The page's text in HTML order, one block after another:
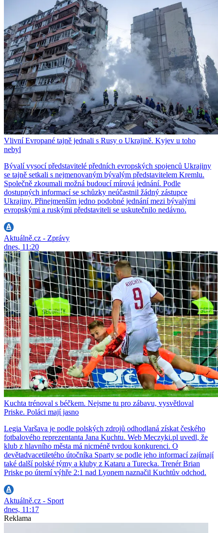
Vlivní Evropané tajně jednali s Rusy o Ukrajině. Kyjev u toho
nebyl
Bývalí vysocí představitelé předních evropských spojenců Ukrajiny
se tajně setkali s nejmenovaným bývalým představitelem Kremlu.
Společně zkoumali možná budoucí mírová jednání. Podle
dostupných informací se schůzky neúčastnil žádný zástupce
Ukrajiny. Přinejmenším jedno podobné jednání mezi bývalými
evropskými a ruskými představiteli se uskutečnilo nedávno.
Aktuálně.cz - Zprávy
dnes, 11:20
Kuchta trénoval s béčkem. Nejsme tu pro zábavu, vysvětloval
Priske. Poláci mají jasno
Legia Varšava je podle polských zdrojů odhodlaná získat českého
fotbalového reprezentanta Jana Kuchtu. Web Meczyki.pl uvedl, že
klub z hlavního města má nicméně tvrdou konkurenci. O
devětadvacetiletého útočníka Sparty se podle jeho informací zajímají
také další polské týmy a kluby z Kataru a Turecka. Trenér Brian
Priske po úterní výhře 2:1 nad Lyonem naznačil Kuchtův odchod.
Aktuálně.cz - Sport
dnes, 11:17
Reklama